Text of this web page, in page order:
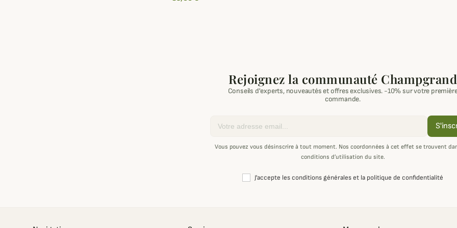
Rejoignez la communauté Champgrand
Conseils d'experts, nouveautés et offres exclusives. -10% sur votre
commande.
Vous pouvez vous désinscrire à tout moment. Nos coordonnées à cet effet se trouvent
conditions d’utilisation du site.
J'accepte les conditions générales et la politique de confidentialité